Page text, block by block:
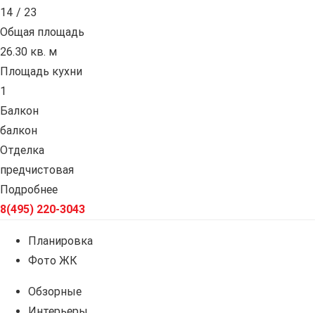
14 / 23
Общая площадь
26.30 кв. м
Площадь кухни
1
Балкон
балкон
Отделка
предчистовая
Подробнее
8(495) 220-3043
Планировка
Фото ЖК
Обзорные